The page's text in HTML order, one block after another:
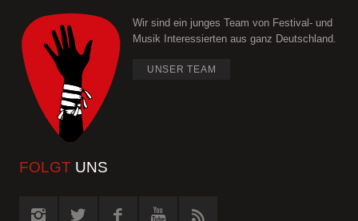
Wir sind ein junges Team von Festival- und
Musik Interessierten aus ganz Deutschland.
UNSER TEAM
FOLGT UNS